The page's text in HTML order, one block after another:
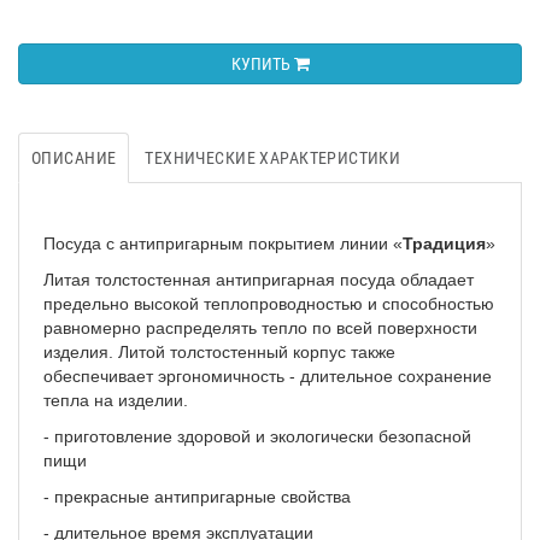
КУПИТЬ
ОПИСАНИЕ ТЕХНИЧЕСКИЕ ХАРАКТЕРИСТИКИ
Посуда с антипригарным покрытием линии «Традиция»
Литая толстостенная антипригарная посуда обладает
предельно высокой теплопроводностью и способностью
равномерно распределять тепло по всей поверхности
изделия. Литой толстостенный корпус также
обеспечивает эргономичность - длительное сохранение
тепла на изделии.
- приготовление здоровой и экологически безопасной
пищи
- прекрасные антипригарные свойства
- длительное время эксплуатации